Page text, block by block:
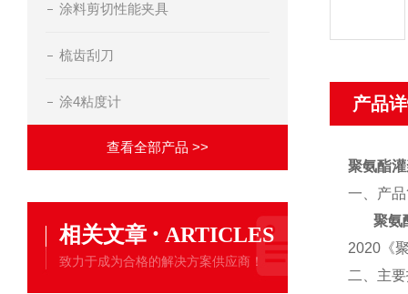
涂料剪切性能夹具
梳齿刮刀
涂4粘度计
查看全部产品 >>
相关文章 · ARTICLES
致力于成为合格的解决方案供应商！
产品
聚氨酯
一、产
聚氨
2020《
二、 主